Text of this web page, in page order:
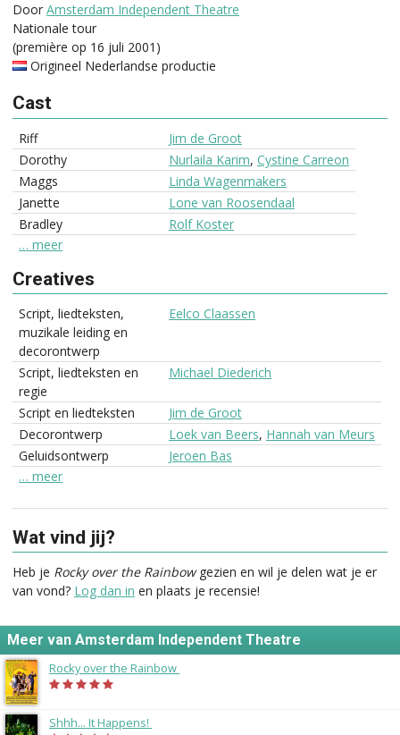
Door Amsterdam Independent Theatre
Nationale tour
(première op 16 juli 2001)
Origineel Nederlandse productie
Cast
Riff
Jim de Groot
Dorothy
Nurlaila Karim, Cystine Carreon
Maggs
Linda Wagenmakers
Janette
Lone van Roosendaal
Bradley
Rolf Koster
… meer
Creatives
Script, liedteksten,
muzikale leiding en
decorontwerp
Eelco Claassen
Script, liedteksten en
regie
Michael Diederich
Script en liedteksten
Jim de Groot
Decorontwerp
Loek van Beers, Hannah van Meurs
Geluidsontwerp
Jeroen Bas
… meer
Wat vind jij?
Heb je Rocky over the Rainbowgezien en wil je delen wat je er
van vond? Log dan in en plaats je recensie!
Meer van Amsterdam Independent Theatre
Rocky over the Rainbow
Shhh... It Happens!